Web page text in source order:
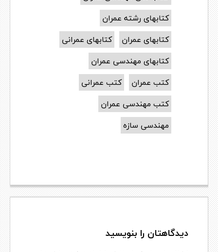
کتابهای رشته عمران
کتابهای عمران
کتابهای عمرانی
کتابهای مهندسی عمران
کتب عمران
کتب عمرانی
کتب مهندسی عمران
مهندسی سازه
دیدگاهتان را بنویسید